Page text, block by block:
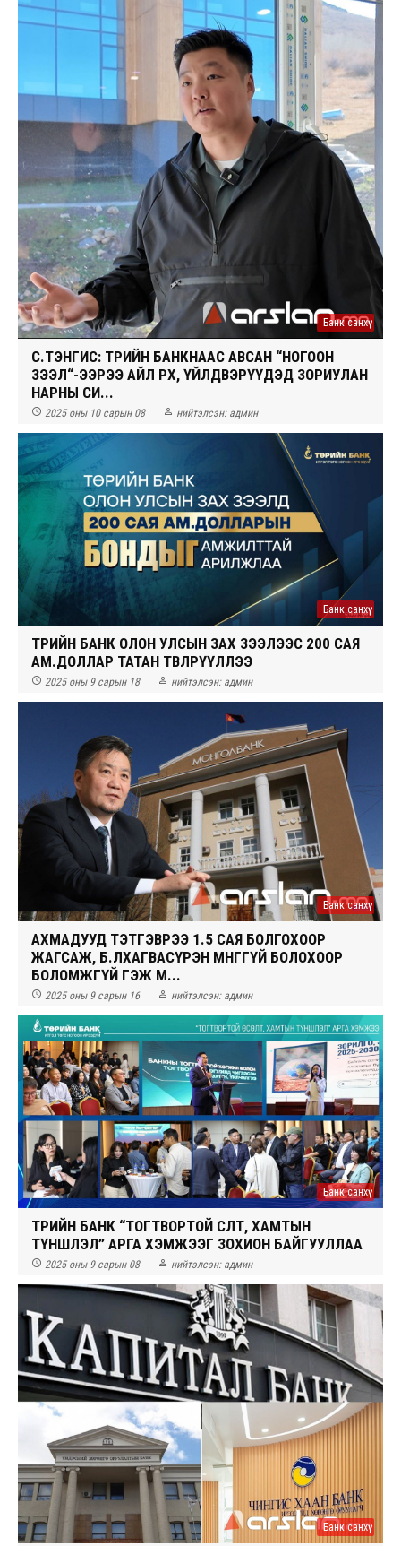
Банк санхүү
С.ТЭНГИС: ТӨРИЙН БАНКНААС АВСАН “НОГООН
ЗЭЭЛ“-ЭЭРЭЭ АЙЛ ӨРХ, ҮЙЛДВЭРҮҮДЭД ЗОРИУЛАН
НАРНЫ СИ...
 2025 оны 10 сарын 08  нийтэлсэн: админ
Банк санхүү
ТӨРИЙН БАНК ОЛОН УЛСЫН ЗАХ ЗЭЭЛЭЭС 200 САЯ
АМ.ДОЛЛАР ТАТАН ТӨВЛӨРҮҮЛЛЭЭ
 2025 оны 9 сарын 18  нийтэлсэн: админ
Банк санхүү
АХМАДУУД ТЭТГЭВРЭЭ 1.5 САЯ БОЛГОХООР
ЖАГСАЖ, Б.ЛХАГВАСҮРЭН МӨНГӨГҮЙ БОЛОХООР
БОЛОМЖГҮЙ ГЭЖ М...
 2025 оны 9 сарын 16  нийтэлсэн: админ
Банк санхүү
ТӨРИЙН БАНК “ТОГТВОРТОЙ ӨСӨЛТ, ХАМТЫН
ТҮНШЛЭЛ” АРГА ХЭМЖЭЭГ ЗОХИОН БАЙГУУЛЛАА
 2025 оны 9 сарын 08  нийтэлсэн: админ
Банк санхүү